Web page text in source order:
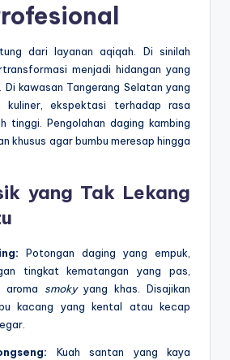
dari layanan aqiqah. Di sinilah
menjadi hidangan yang
Di kawasan Tangerang Selatan yang
kuliner, ekspektasi terhadap rasa
tinggi. Pengolahan daging kambing
khusus agar bumbu meresap hingga
yang Tak Lekang
Potongan daging yang empuk,
tingkat kematangan yang pas,
aroma smokyyang khas. Disajikan
kacang yang kental atau kecap
Kuah santan yang kaya